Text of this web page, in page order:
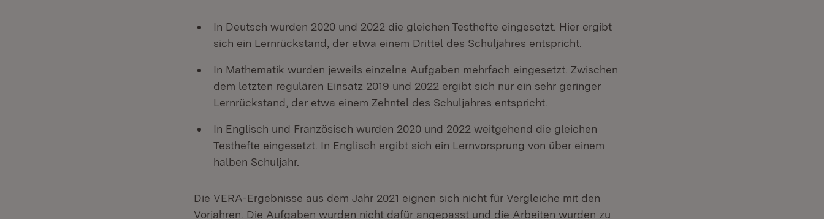
In Deutsch wurden 2020 und 2022 die gleichen Testhefte eingesetzt. Hier ergibt
sich ein Lernrückstand, der etwa einem Drittel des Schuljahres entspricht.
In Mathematik wurden jeweils einzelne Aufgaben mehrfach eingesetzt. Zwischen
dem letzten regulären Einsatz 2019 und 2022 ergibt sich nur ein sehr geringer
Lernrückstand, der etwa einem Zehntel des Schuljahres entspricht.
In Englisch und Französisch wurden 2020 und 2022 weitgehend die gleichen
Testhefte eingesetzt. In Englisch ergibt sich ein Lernvorsprung von über einem
halben Schuljahr.
Die VERA-Ergebnisse aus dem Jahr 2021 eignen sich nicht für Vergleiche mit den
Vorjahren. Die Aufgaben wurden nicht dafür angepasst und die Arbeiten wurden zu